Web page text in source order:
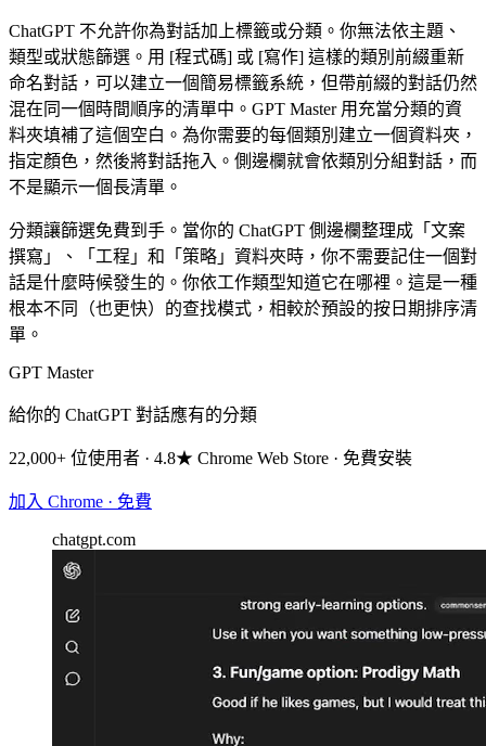
ChatGPT 不允許你為對話加上標籤或分類。你無法依主題、
類型或狀態篩選。用 [程式碼] 或 [寫作] 這樣的類別前綴重新
命名對話，可以建立一個簡易標籤系統，但帶前綴的對話仍然
混在同一個時間順序的清單中。GPT Master 用充當分類的資
料夾填補了這個空白。為你需要的每個類別建立一個資料夾，
指定顏色，然後將對話拖入。側邊欄就會依類別分組對話，而
不是顯示一個長清單。
分類讓篩選免費到手。當你的 ChatGPT 側邊欄整理成「文案
撰寫」、「工程」和「策略」資料夾時，你不需要記住一個對
話是什麼時候發生的。你依工作類型知道它在哪裡。這是一種
根本不同（也更快）的查找模式，相較於預設的按日期排序清
單。
GPT Master
給你的 ChatGPT 對話應有的分類
22,000+ 位使用者 · 4.8★ Chrome Web Store · 免費安裝
加入 Chrome · 免費
chatgpt.com